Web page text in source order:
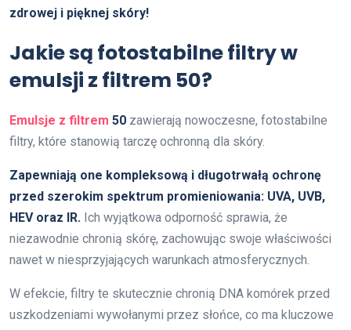
zdrowej i pięknej skóry!
Jakie są fotostabilne filtry w
emulsji z filtrem 50?
Emulsje z filtrem 50 zawierają nowoczesne, fotostabilne
filtry, które stanowią tarczę ochronną dla skóry.
Zapewniają one kompleksową i długotrwałą ochronę
przed szerokim spektrum promieniowania: UVA, UVB,
HEV oraz IR. Ich wyjątkowa odporność sprawia, że
niezawodnie chronią skórę, zachowując swoje właściwości
nawet w niesprzyjających warunkach atmosferycznych.
W efekcie, filtry te skutecznie chronią DNA komórek przed
uszkodzeniami wywołanymi przez słońce, co ma kluczowe